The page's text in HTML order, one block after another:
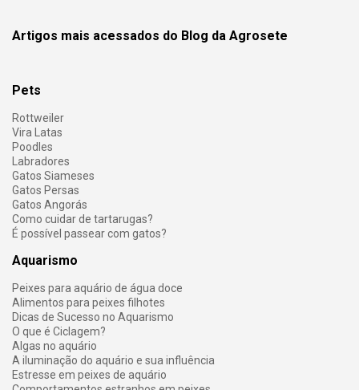
Artigos mais acessados do Blog da Agrosete
Pets
Rottweiler
Vira Latas
Poodles
Labradores
Gatos Siameses
Gatos Persas
Gatos Angorás
Como cuidar de tartarugas?
É possível passear com gatos?
Aquarismo
Peixes para aquário de água doce
Alimentos para peixes filhotes
Dicas de Sucesso no Aquarismo
O que é Ciclagem?
Algas no aquário
A iluminação do aquário e sua influência
Estresse em peixes de aquário